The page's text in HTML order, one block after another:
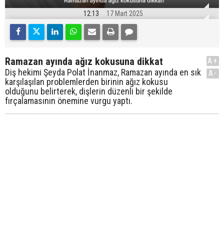
12:13 17 Mart 2025
Ramazan ayında ağız kokusuna dikkat
Diş hekimi Şeyda Polat İnanmaz, Ramazan ayında en sık
karşılaşılan problemlerden birinin ağız kokusu
olduğunu belirterek, dişlerin düzenli bir şekilde
fırçalamasının önemine vurgu yaptı.
A+
A-